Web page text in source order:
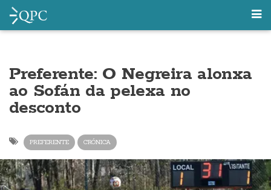
Preferente: O Negreira alonxa
ao Sofán da pelexa no
desconto
PREFERENTE CRÓNICA